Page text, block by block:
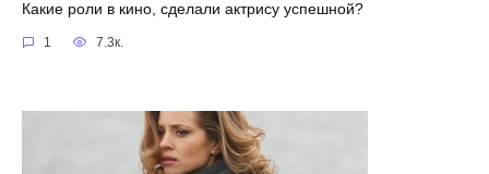
Какие роли в кино, сделали актрису успешной?
1 7.3к.